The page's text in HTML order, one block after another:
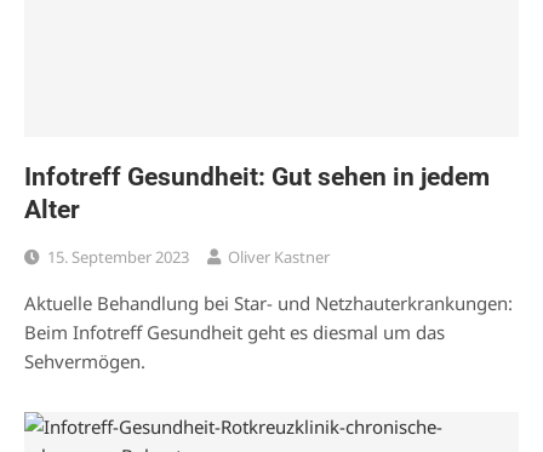
Infotreff Gesundheit: Gut sehen in jedem
Alter
15. September 2023 Oliver Kastner
Aktuelle Behandlung bei Star- und Netzhauterkrankungen:
Beim Infotreff Gesundheit geht es diesmal um das
Sehvermögen.